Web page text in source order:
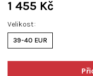
Velikost
39-40 EUR
1 455 Kč
0,0
hvězdiček.